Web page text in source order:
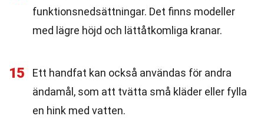
funktionsnedsättningar. Det finns modeller
med lägre höjd och lättåtkomliga kranar.
15
Ett handfat kan också användas för andra
ändamål, som att tvätta små kläder eller fylla
en hink med vatten.